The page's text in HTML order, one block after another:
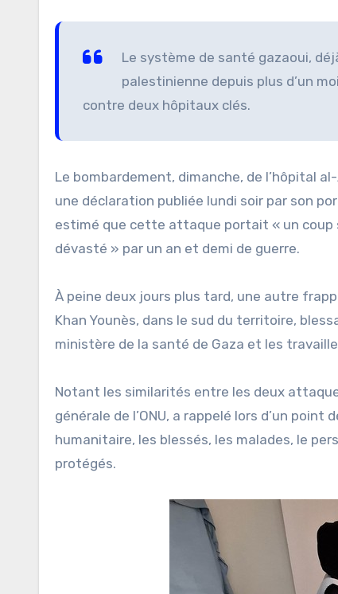
Le système de santé gazaoui,
palestinienne depuis plus d’un
contre deux hôpitaux clés.
Le bombardement, dimanche, de l’hôpital
une déclaration publiée lundi soir par son
estimé que cette attaque portait « un coup
dévasté » par un an et demi de guerre.
À peine deux jours plus tard, une autre
Khan Younès, dans le sud du territoire,
ministère de la santé de Gaza et les
Notant les similarités entre les deux
générale de l’ONU, a rappelé lors d’un
humanitaire, les blessés, les malades, le
protégés.